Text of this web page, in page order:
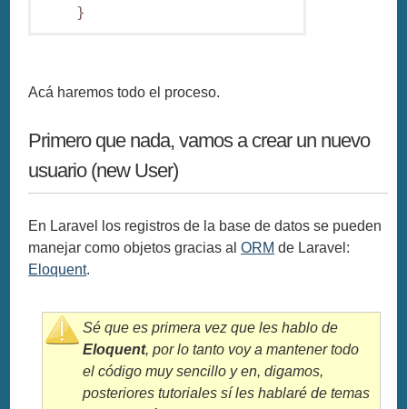
Acá haremos todo el proceso.
Primero que nada, vamos a crear un nuevo
usuario (new User)
En Laravel los registros de la base de datos se pueden
manejar como objetos gracias alORM de Laravel:
Eloquent.
Sé que es primera vez que les hablo de
Eloquent, por lo tanto voy a mantener todo
el código muy sencillo y en, digamos,
posteriores tutoriales sí les hablaré de temas